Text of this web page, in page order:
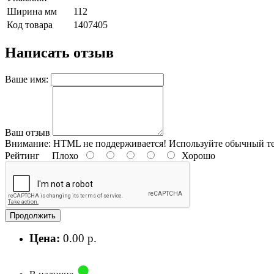
Ширина мм
112
Код товара
1407405
Написать отзыв
Ваше имя:
Ваш отзыв
Внимание: HTML не поддерживается! Используйте обычный
Рейтинг Плохо Хорошо
Продолжить
Цена: 0.00 р.